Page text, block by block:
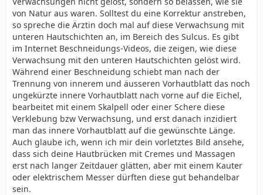
von Natur aus waren. Solltest du eine Korrektur anstreben,
so spreche die Ärztin doch mal auf diese Verwachsung mit
unteren Hautschichten an, im Bereich des Sulcus. Es gibt
im Internet Beschneidungs-Videos, die zeigen, wie diese
Verwachsung mit den unteren Hautschichten gelöst wird.
Während einer Beschneidung schiebt man nach der
Trennung von innerem und äusseren Vorhautblatt das noch
ungekürzte innere Vorhautblatt nach vorne auf die Eichel,
bearbeitet mit einem Skalpell oder einer Schere diese
Verklebung bzw Verwachsung, und erst danach inzidiert
man das innere Vorhautblatt auf die gewünschte Länge.
Auch glaube ich, wenn ich mir dein vorletztes Bild ansehe,
dass sich deine Hautbrücken mit Cremes und Massagen
erst nach langer Zeitdauer glätten, aber mit einem Kauter
oder elektrischem Messer dürften diese gut behandelbar
sein.